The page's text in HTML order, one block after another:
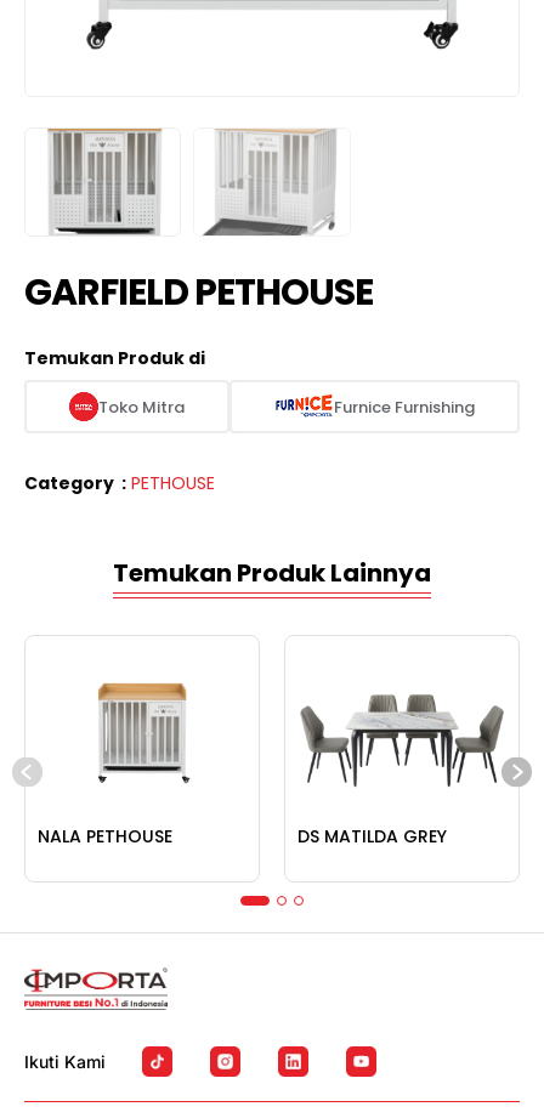
GARFIELD PETHOUSE
Temukan Produk di
Toko Mitra Furnice Furnishing
Category : PETHOUSE
Temukan Produk Lainnya
NALA PETHOUSE DS MATILDA GREY
Ikuti Kami